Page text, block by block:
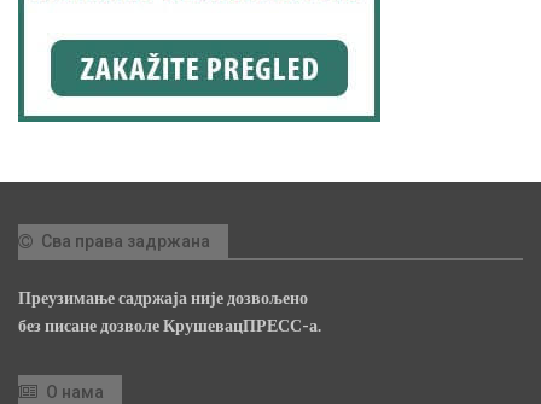
Сва права задржана
Преузимање садржаја није дозвољено
без писане дозволе КрушевацПРЕСС-а.
О нама